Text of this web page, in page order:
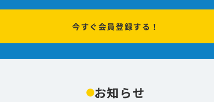
今すぐ会員登録する！
お知らせ